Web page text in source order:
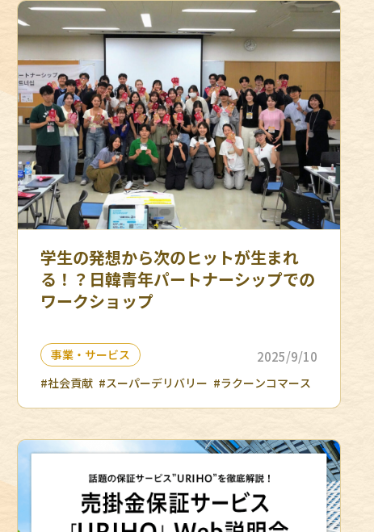
学生の発想から次のヒットが生まれ
る！？日韓青年パートナーシップでの
ワークショップ
事業・サービス 2025/9/10
#社会貢献 #スーパーデリバリー #ラクーンコマース